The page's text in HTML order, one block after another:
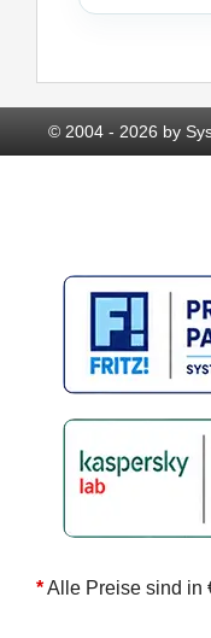
© 2004 - 2026 by
*Alle Preise sind in